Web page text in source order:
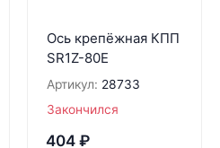
Ось крепёжная КПП
SR1Z-80Е
Артикул: 28733
Закончился
404 ₽